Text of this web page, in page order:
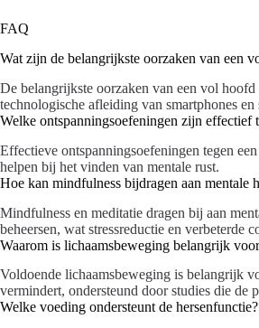
FAQ
Wat zijn de belangrijkste oorzaken van een
De belangrijkste oorzaken van een vol
technologische afleiding van smartphones
Welke ontspanningsoefeningen zijn effectief
Effectieve ontspanningsoefeningen tegen
helpen bij het vinden van mentale rust.
Hoe kan mindfulness bijdragen aan mentale
Mindfulness en meditatie dragen bij aan
beheersen, wat stressreductie en verbeterde
Waarom is lichaamsbeweging belangrijk
Voldoende lichaamsbeweging is belangrijk
vermindert, ondersteund door studies die de
Welke voeding ondersteunt de hersenfunctie?